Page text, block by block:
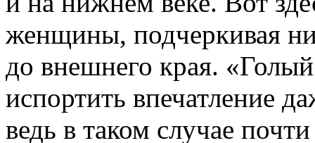
женщины, подчеркивая
до внешнего края.
испортить впечатление
ведь в таком случае